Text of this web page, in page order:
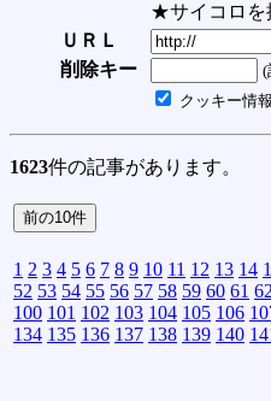
★サイコロを
ＵＲＬ
削除キー
(
クッキー情
1623件の記事があります。
1 2 3 4 5 6 7 8 9 10 11 12 13 14
52 53 54 55 56 57 58 59 60 61 62
100 101 102 103 104 105 106
134 135 136 137 138 139 140